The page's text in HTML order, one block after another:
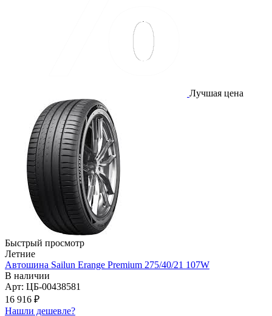
Лучшая цена
Быстрый просмотр
Летние
Автошина Sailun Erange Premium 275/40/21 107W
В наличии
Арт: ЦБ-00438581
16 916 ₽
Нашли дешевле?